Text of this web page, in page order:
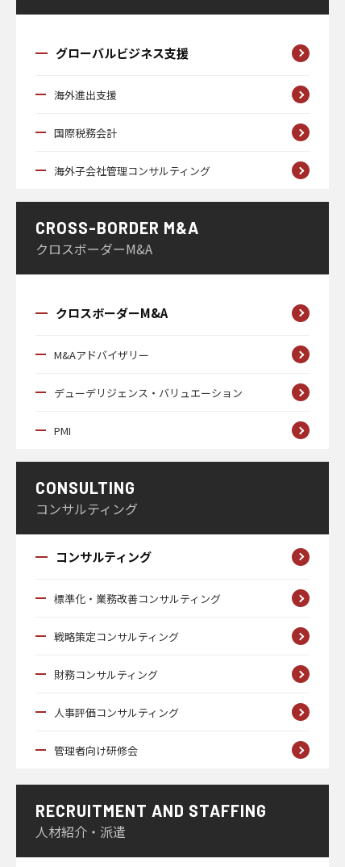
グローバルビジネス支援
海外進出支援
国際税務会計
海外子会社管理コンサルティング
CROSS-BORDER M&A
クロスボーダーM&A
クロスボーダーM&A
M&Aアドバイザリー
デューデリジェンス・バリュエーション
PMI
CONSULTING
コンサルティング
コンサルティング
標準化・業務改善コンサルティング
戦略策定コンサルティング
財務コンサルティング
人事評価コンサルティング
管理者向け研修会
RECRUITMENT AND STAFFING
人材紹介・派遣